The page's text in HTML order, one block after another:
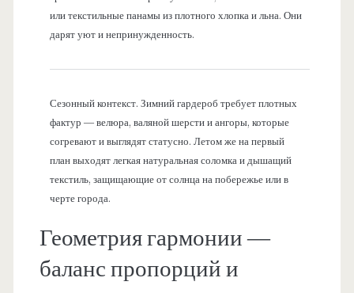
или текстильные панамы из плотного хлопка и льна. Они
дарят уют и непринужденность.
Сезонный контекст. Зимний гардероб требует плотных
фактур — велюра, валяной шерсти и ангоры, которые
согревают и выглядят статусно. Летом же на первый
план выходят легкая натуральная соломка и дышащий
текстиль, защищающие от солнца на побережье или в
черте города.
Геометрия гармонии —
баланс пропорций и